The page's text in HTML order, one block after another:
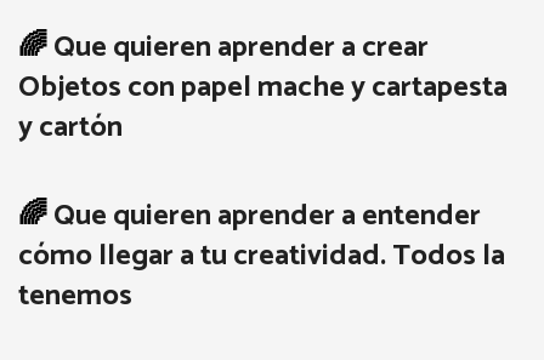
🌈Que quieren aprender a crear
Objetos con papel mache y cartapesta
y cartón
🌈Que quieren aprender a entender
cómo llegar a tu creatividad. Todos la
tenemos